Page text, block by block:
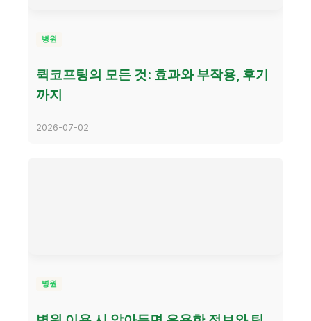
병원
퀵코프팅의 모든 것: 효과와 부작용, 후기
까지
2026-07-02
병원